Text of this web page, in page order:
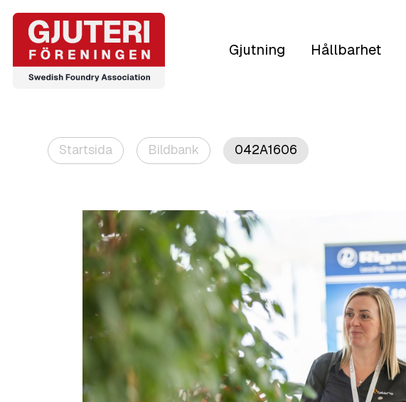
Gjutning Hållbarhet
Startsida Bildbank 042A1606